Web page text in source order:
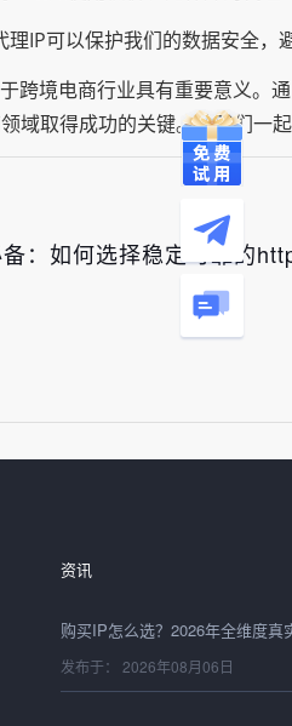
理IP可以保护我们的数据安全，
跨境电商行业具有重要意义。
域取得成功的关键。让我们一
备：如何选择稳定可靠的
资讯
发布于： 2026年08月06日
发布于： 2026年08月06日